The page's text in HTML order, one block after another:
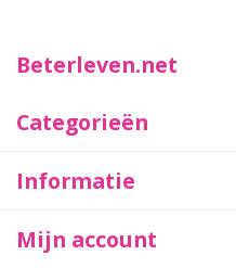
Beterleven.net
Categorieën
Informatie
Mijn account